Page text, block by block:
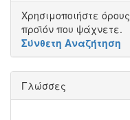
Χρησιμοποιήστε
προϊόν που ψάχνετε.
Σύνθετη Αναζήτηση
Γλώσσες